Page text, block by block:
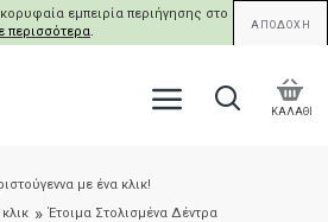
εμπειρία περιήγησης στο site μας,
περισσότερα. ΑΠΟΔΟΧΗ
ΚΑΛΑΘΙ
με ένα κλικ!
Έτοιμα Στολισμένα Δέντρα